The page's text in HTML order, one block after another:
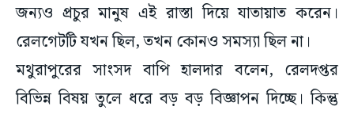
জন্যও প্রচুর মানুষ এই রাস্তা দিয়ে যাতায়াত করেন।
রেলগেটটি যখন ছিল, তখন কোনও সমস্যা ছিল না।
মথুরাপুরের সাংসদ বাপি হালদার বলেন, রেলদপ্তর
বিভিন্ন বিষয় তুলে ধরে বড় বড় বিজ্ঞাপন দিচ্ছে। কিন্তু